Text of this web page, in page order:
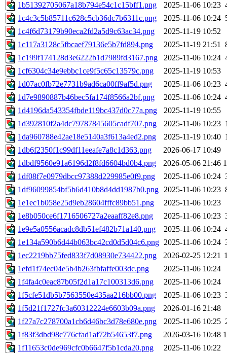
1b51392705067a18b794e54c1c15bff1.png
2025-11-06 10:23
1c4c3c5b85711c628c5cb36dc7b6311c.png
2025-11-06 10:24
1c4f6d73179b90eca2fd2a5d9c63ac34.png
2025-11-19 10:52
1c117a3128c5fbcaef79136e5b7fd894.png
2025-11-19 21:51
1c199f174128d3e6222b1d7989fd3167.png
2025-11-06 10:24
1cf6304c34e9ebbc1ce9f5c65c13579c.png
2025-11-19 10:53
1d07ac0fb72e7731b9ad6ca00ff9af5d.png
2025-11-06 10:23
1d7e9890887b46bec5fa174f8566a2bf.png
2025-11-06 10:24
1d4196da543354fbde119bc437d0c77a.png
2025-11-19 10:55
1d392810f2a4dc79787845605cadf707.png
2025-11-06 10:23
1da960788e42ae18e5140a3f613a4ed2.png
2025-11-19 10:40
1db6f2350f1c99df11eeafe7a8c1d363.png
2026-06-17 10:49
1dbdf9560e91a6196d2f8fd6604bd0b4.png
2026-05-06 21:46
1df08f7e0979dbcc97388d229985e0f9.png
2025-11-06 10:24
1df96099854bf5b6d410b8d4dd1987b0.png 2025-11-06 10:23
1e1ec1b058e25d9eb28604fffc89bb51.png
2025-11-06 10:23
1e8b050ce6f1716506727a2eaaff82e8.png
2025-11-06 10:23
1e9e5a0556acadc8db51ef482b71a140.png
2025-11-06 10:24
1e134a590b6d44b063bc42cd0d5d04c6.png 2025-11-06 10:24
1ec2219bb75fed833f7d08930e734422.png
2026-02-25 12:21
1efd1f74ec04e5b4b263fbfaffe003dc.png
2025-11-06 10:24
1f4fa4c0eac87b05f2d1a17c100313d6.png
2025-11-06 10:24
1f5cfe51db5b7563550e435aa216bb00.png
2025-11-06 10:23
1f5d21f1727fc3a60312224e6603b09a.png
2026-01-16 21:48
1f27a7c278700a1cb6d46bc3d78e680e.png
2025-11-06 10:25
1f83f3dbd98c776cfad1af72b54653f7.png
2026-03-16 10:48
1f11653c0de969cfc0b6647f5b1cda20.png
2025-11-06 10:22